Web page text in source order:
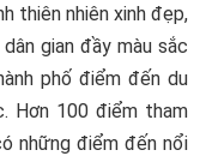
thiên nhiên xinh đẹp,
gian đầy màu sắc
phố điểm đến du
Hơn 100 điểm tham
những điểm đến nổi